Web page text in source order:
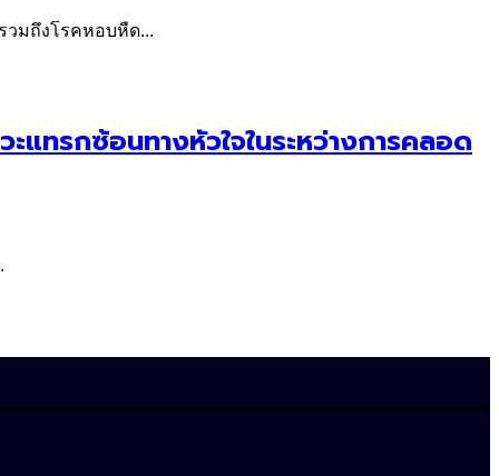
วมถึงโรคหอบหืด...
แทรกซ้อนทางหัวใจในระหว่างการคลอด